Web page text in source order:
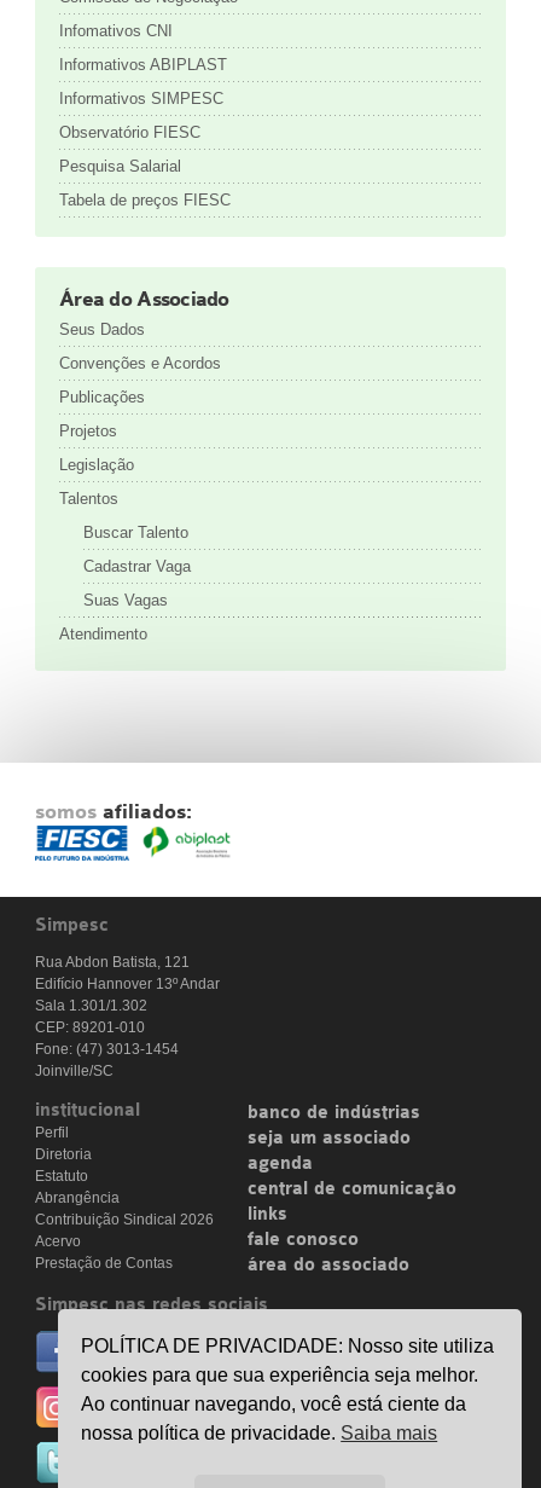
Infomativos CNI
Informativos ABIPLAST
Informativos SIMPESC
Observatório FIESC
Pesquisa Salarial
Tabela de preços FIESC
Área do Associado
Seus Dados
Convenções e Acordos
Publicações
Projetos
Legislação
Talentos
Buscar Talento
Cadastrar Vaga
Suas Vagas
Atendimento
somos afiliados:
Simpesc
Rua Abdon Batista, 121
Edifício Hannover 13º Andar
Sala 1.301/1.302
CEP: 89201-010
Fone: (47) 3013-1454
Joinville/SC
institucional
Perfil
Diretoria
Estatuto
Abrangência
Contribuição Sindical 2026
Acervo
Prestação de Contas
banco de indústrias
seja um associado
agenda
central de comunicação
links
fale conosco
área do associado
Simpesc nas redes sociais
no facebook
/simpesc
no instagram
@simpescplasticos
POLÍTICA DE PRIVACIDADE: Nosso site utiliza
cookies para que sua experiência seja melhor.
Ao continuar navegando, você está ciente da
nossa política de privacidade. Saiba mais